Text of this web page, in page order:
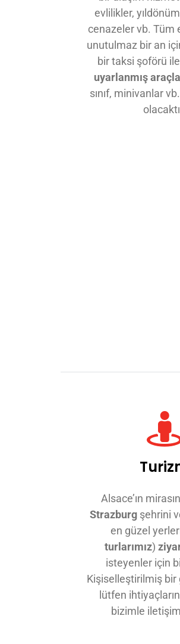
evlilikler,
cenazeler vb. Tüm
unutulmaz bir an
bir taksi şoförü
uyarlanmış
sınıf, minivanlar
Alsace’ın
Strazburg şehrini
en güzel
turlarımız)
isteyenler için
Kişiselleştirilmiş bir
lütfen
bizimle